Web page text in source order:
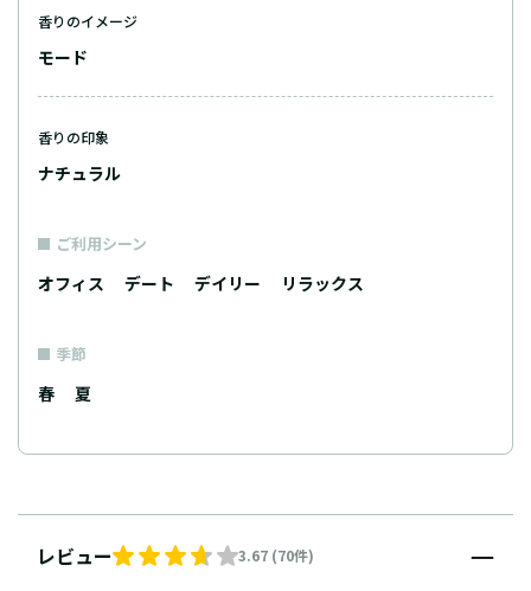
香りのイメージ
モード
香りの印象
ナチュラル
ご利用シーン
オフィス デート デイリー リラックス
季節
春 夏
レビュー 3.67 (70件)